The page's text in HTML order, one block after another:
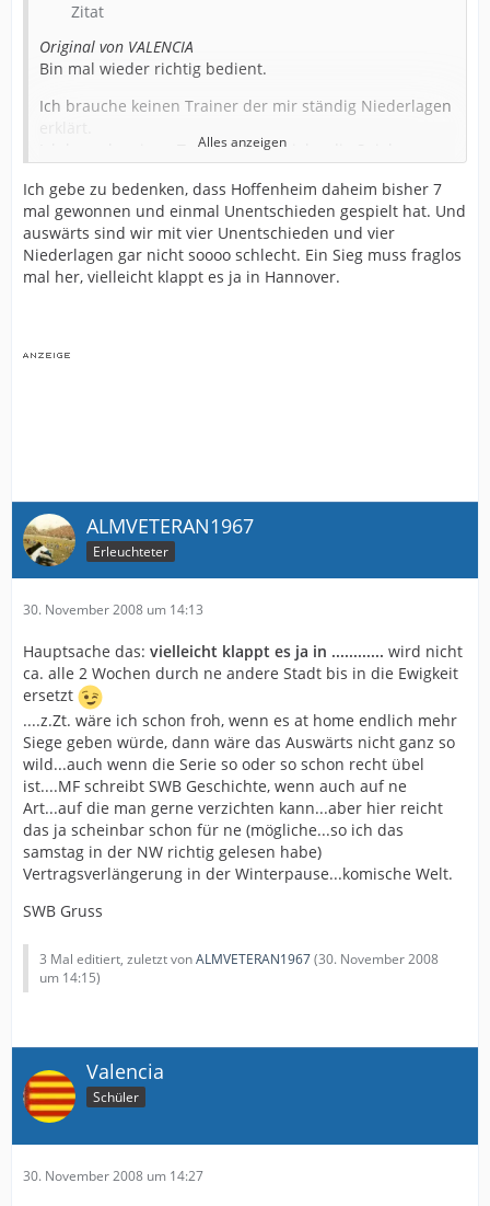
Zitat
Original von VALENCIA
Bin mal wieder richtig bedient.
Ich brauche keinen Trainer der mir ständig Niederlagen
Ich brauche einen Trainer UND Spieler die Spiele
Klar, 6 Euro ins Phrasenschwein.
Insofern möchte ich gar nicht in die Einzelkritik gehen,
ist eh immer der selbe Quark, ob gegen Boxxum,
Cottbus, Heppenheim oder wenn Homburg in 20 Jahren
möglich sein auswärts einen Dreier einzufahren. Aber
Die nächsten Auswärtsfahrten sollten komplett
boykotiert werden.
Vielleicht hinterfragen sich dann mal Trainer und
Mannschaft was sie sich selbst und den treuen Fan
ständig gefrustet nach Hause zu fahren.
Kein Bock mehr auf "Auswärtsdepressionen".
Alles anzeigen
Ich gebe zu bedenken, dass Hoffenheim daheim bisher 7
mal gewonnen und einmal Unentschieden gespielt hat. Und
auswärts sind wir mit vier Unentschieden und vier
Niederlagen gar nicht soooo schlecht. Ein Sieg muss fraglos
mal her, vielleicht klappt es ja in Hannover.
ALMVETERAN1967
Erleuchteter
30. November 2008 um 14:13
Hauptsache das: vielleicht klappt es ja in ............ wird nicht
ca. alle 2 Wochen durch ne andere Stadt bis in die Ewigkeit
ersetzt
....z.Zt. wäre ich schon froh, wenn es at home endlich mehr
Siege geben würde, dann wäre das Auswärts nicht ganz so
wild...auch wenn die Serie so oder so schon recht übel
ist....MF schreibt SWB Geschichte, wenn auch auf ne
Art...auf die man gerne verzichten kann...aber hier reicht
das ja scheinbar schon für ne (mögliche...so ich das
samstag in der NW richtig gelesen habe)
Vertragsverlängerung in der Winterpause...komische Welt.
SWB Gruss
3 Mal editiert, zuletzt vonALMVETERAN1967(30. November 2008
um 14:15)
Valencia
Schüler
30. November 2008 um 14:27